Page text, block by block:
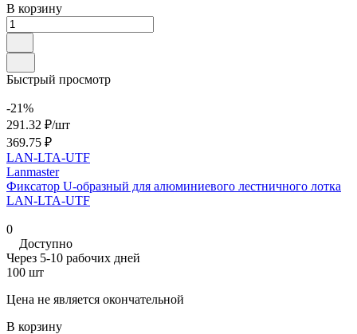
В корзину
Быстрый просмотр
-21%
291.32 ₽/шт
369.75 ₽
LAN-LTA-UTF
Lanmaster
Фиксатор U-образный для алюминиевого лестничного лотка
LAN-LTA-UTF
0
Доступно
Через 5-10 рабочих дней
100 шт
Цена не является окончательной
В корзину